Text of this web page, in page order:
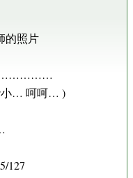
的照片
………………
小… 呵呵… )
127